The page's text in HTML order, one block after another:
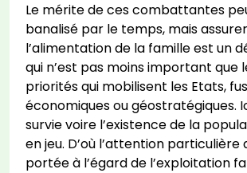
Le mérite de ces combattantes
banalisé par le temps, mais assurer
l’alimentation de la famille est un
qui n’est pas moins important que
priorités qui mobilisent les Etats,
économiques ou géostratégiques.
survie voire l’existence de la
en jeu. D’où l’attention particulière
portée à l’égard de l’exploitation